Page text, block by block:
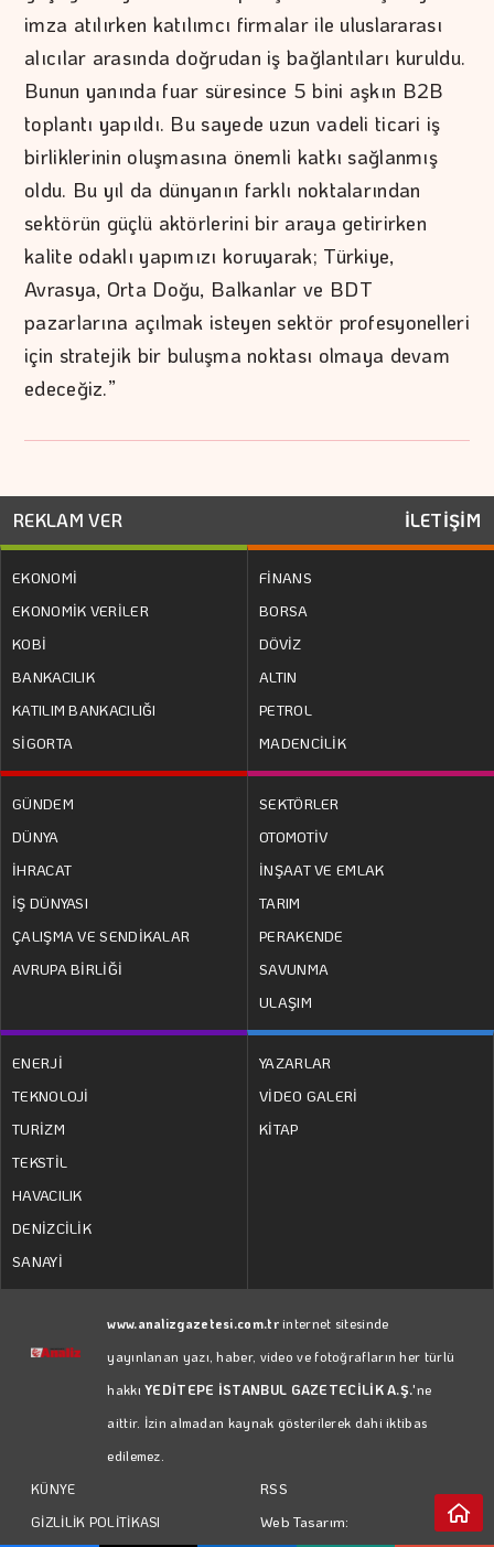
imza atılırken katılımcı firmalar ile uluslararası
alıcılar arasında doğrudan iş bağlantıları kuruldu.
Bunun yanında fuar süresince 5 bini aşkın B2B
toplantı yapıldı. Bu sayede uzun vadeli ticari iş
birliklerinin oluşmasına önemli katkı sağlanmış
oldu. Bu yıl da dünyanın farklı noktalarından
sektörün güçlü aktörlerini bir araya getirirken
kalite odaklı yapımızı koruyarak; Türkiye,
Avrasya, Orta Doğu, Balkanlar ve BDT
pazarlarına açılmak isteyen sektör profesyonelleri
için stratejik bir buluşma noktası olmaya devam
edeceğiz.”
REKLAM VER İLETİŞİM
EKONOMİ
EKONOMİK VERİLER
KOBİ
BANKACILIK
KATILIM BANKACILIĞI
SİGORTA
FİNANS
BORSA
DÖVİZ
ALTIN
PETROL
MADENCİLİK
GÜNDEM
DÜNYA
İHRACAT
İŞ DÜNYASI
ÇALIŞMA VE SENDİKALAR
AVRUPA BİRLİĞİ
SEKTÖRLER
OTOMOTİV
İNŞAAT VE EMLAK
TARIM
PERAKENDE
SAVUNMA
ULAŞIM
ENERJİ
TEKNOLOJİ
TURİZM
TEKSTİL
HAVACILIK
DENİZCİLİK
SANAYİ
YAZARLAR
VİDEO GALERİ
KİTAP
www.analizgazetesi.com.trinternet sitesinde
yayınlanan yazı, haber, video ve fotoğrafların her türlü
hakkıYEDİTEPE İSTANBUL GAZETECİLİK A.Ş.'ne
aittir. İzin almadan kaynak gösterilerek dahi iktibas
edilemez.
KÜNYE
GİZLİLİK POLİTİKASI
RSS
Web Tasarım: